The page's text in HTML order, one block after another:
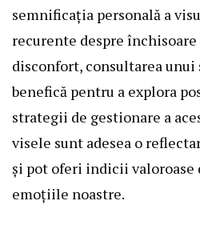
semnificația personală a
recurente despre închisoare
disconfort, consultarea
benefică pentru a explora
strategii de gestionare a
visele sunt adesea o
și pot oferi indicii valoroase
emoțiile noastre.